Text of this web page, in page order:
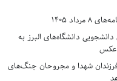
1405
دانشجویی دانشگاه‌های البرز به
عکس
شهدا و مجروحان جنگ‌های